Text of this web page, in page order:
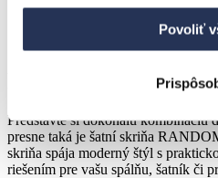
Povoliť
Šatníková skriňa
kašmír/orech/čierna
Predstavte si dokonalú kombináciu
presne taká je šatní skriňa
skriňa spája moderný štýl s
riešením pre vašu spálňu, šatník či